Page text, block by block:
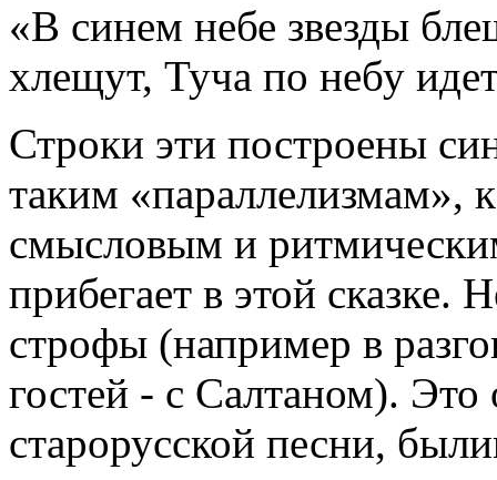
«В синем небе звезды
хлещут, Туча по небу
Строки эти построены
таким «параллелизмам»,
смысловым и
прибегает в этой сказке.
строфы (например в
гостей - с Салтаном).
старорусской песни,